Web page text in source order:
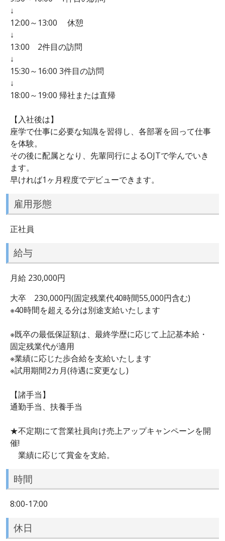
↓
12:00～13:00 休憩
↓
13:00 2件目の訪問
↓
15:30～16:00 3件目の訪問
↓
18:00～19:00 帰社または直帰
【入社後は】
座学で仕事に必要な知識を習得し、各部署を回って仕事
を体験。
その後に配属となり、先輩同行によるOJTで学んでいき
ます。
早ければ1ヶ月程度でデビューできます。
雇用形態
正社員
給与
月給 230,000円
大卒 230,000円(固定残業代40時間55,000円含む)
※40時間を超える分は別途支給いたします
※既卒の最低保証額は、最終学歴に応じて上記基本給・
固定残業代が適用
※業績に応じた歩合給を支給いたします
※試用期間2カ月(待遇に変更なし)
【諸手当】
通勤手当、扶養手当
★不定期にて営業社員向け売上アップキャンペーンを開
催!
業績に応じて賞金を支給。
時間
8:00-17:00
休日